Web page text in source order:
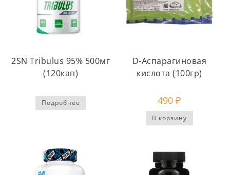
2SN Tribulus 95% 500мг
(120кап)
Подробнее
D-Аспарагиновая
кислота (100гр)
490₽
В корзину